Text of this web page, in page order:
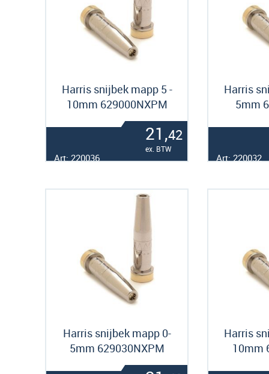
Harris snijbek mapp 5 -
10mm 629000NXPM
21,42
ex. BTW
Art: 220036
Harris
5mm
Art: 220032
Harris snijbek mapp 0-
5mm 629030NXPM
Harris
10mm